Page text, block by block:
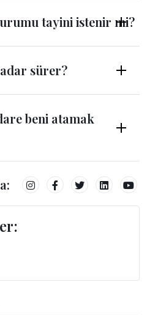
tayini istenir mi?
sürer?
beni atamak